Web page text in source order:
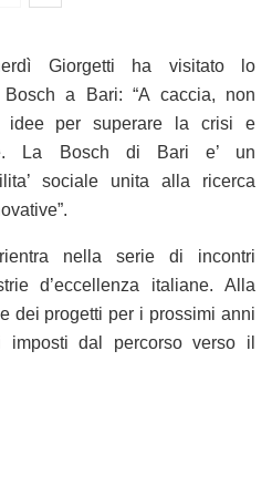
Giorgetti ha visitato lo
Bosch a Bari: “A caccia, non
idee per superare la crisi e
La Bosch di Bari e’ un
sociale unita alla ricerca
nella serie di incontri
d’eccellenza italiane. Alla
dei progetti per i prossimi anni
imposti dal percorso verso il